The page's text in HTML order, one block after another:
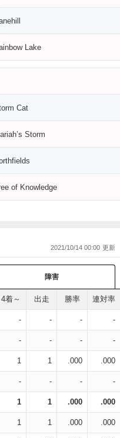
Lake
Cat
Storm
of Knowledge
2021/10/14 00:00
障害
4着～ 出走 勝率 連対率
- - - -
- - - -
1 1 .000 .000
- - - -
1 1 .000 .000
1 1 .000 .000